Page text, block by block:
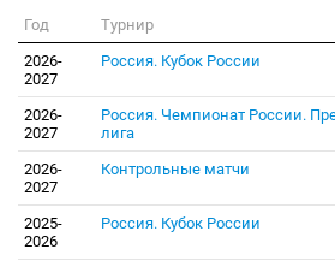
Год Турнир
2026-
2027
Россия. Кубок России
2026-
2027
Россия. Чемпионат России.
лига
2026-
2027
Контрольные матчи
2025-
2026
Россия. Кубок России